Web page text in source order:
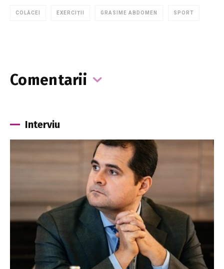
COLĂCEI EXERCIȚII GRASIME ABDOMEN SPORT
Comentarii
Interviu